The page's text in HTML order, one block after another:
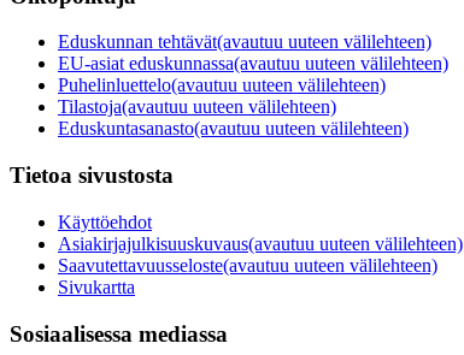
Eduskunnan tehtävät(avautuu uuteen välilehteen)
EU-asiat eduskunnassa(avautuu uuteen välilehteen)
Puhelinluettelo(avautuu uuteen välilehteen)
Tilastoja(avautuu uuteen välilehteen)
Eduskuntasanasto(avautuu uuteen välilehteen)
Tietoa sivustosta
Käyttöehdot
Asiakirjajulkisuuskuvaus(avautuu uuteen välilehteen)
Saavutettavuusseloste(avautuu uuteen välilehteen)
Sivukartta
Sosiaalisessa mediassa